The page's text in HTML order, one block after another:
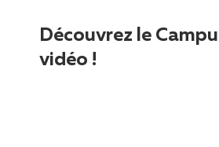
Découvrez le
vidéo !